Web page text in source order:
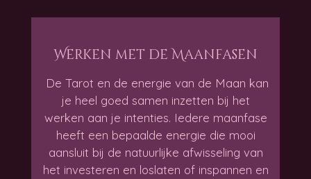
Werken met de Maanfasen
De Tarot en de energie van de Maan kan
je heel goed samen inzetten bij het
werken aan je intenties. Iedere maanfase
heeft een bepaalde energie die mooi
aansluit bij de natuurlijke afwisseling van
het investeren en loslaten of inspannen en